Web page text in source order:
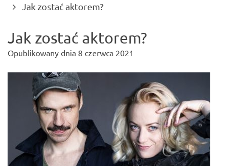
Jak zostać aktorem?(current)
Jak zostać aktorem?
Opublikowany dnia 8 czerwca 2021